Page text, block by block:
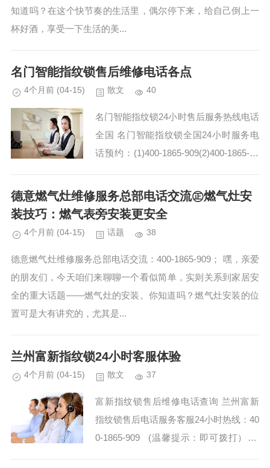
知道吗？在这个快节奏的生活里，偶尔停下来，给自己倒上一
杯好酒，享受一下生活的美...
名门智能指纹锁售后维修电话各点
4个月前 (04-15) 散文 40
名门智能指纹锁24小时售后服务热线电话
全国 名门智能指纹锁全国24小时服务电
话预约：(1)400-1865-909(2)400-1865-90
技术娴熟...
德意燃气灶维修服务总部电话交流㊣燃气灶安
装技巧：燃气表旁安装更安全
4个月前 (04-15) 话题 38
德意燃气灶维修服务总部电话交流：400-1865-909； 嘿，亲爱
的朋友们，今天咱们来聊聊一个看似简单，实则关系到家居安
全的重大话题——燃气灶的安装。你知道吗？燃气灶安装的位
置可是大有讲究的，尤其是...
兰州富新指纹锁24小时客服体验
4个月前 (04-15) 散文 37
富新指纹锁售后维修电话查询 兰州富新
指纹锁售后电话服务客服24小时热线：40
0-1865-909 (温馨提示：即可拨打） 富